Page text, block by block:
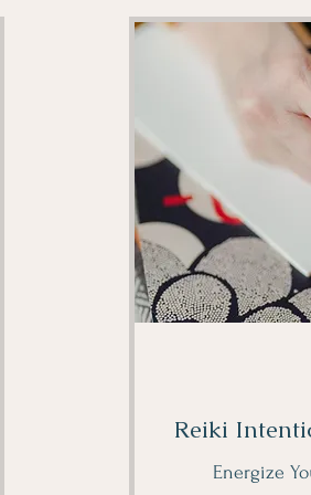
Reiki
Energize